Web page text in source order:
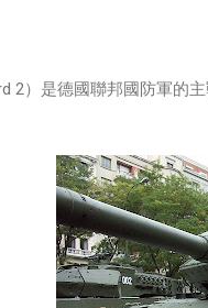
2）是德國聯邦國防軍的